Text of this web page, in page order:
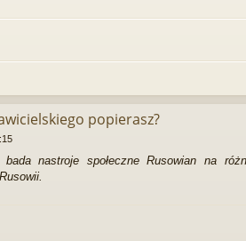
popierasz?
nastroje społeczne Rusowian na